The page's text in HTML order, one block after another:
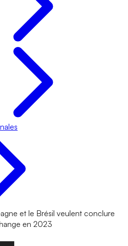
et le Brésil veulent conclure
en 2023